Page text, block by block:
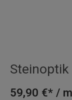
59,90 €* /